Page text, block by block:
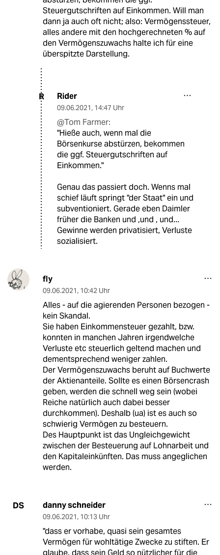
Steuergutschriften auf Einkommen. Will man
dann ja auch oft nicht; also: Vermögenssteuer,
alles andere mit den hochgerechneten % auf
den Vermögenszuwachs halte ich für eine
überspitzte Darstellung.
R Rider
09.06.2021, 14:47 Uhr
@Tom Farmer:
"Hieße auch, wenn mal die
Börsenkurse abstürzen, bekommen
die ggf. Steuergutschriften auf
Einkommen."
Genau das passiert doch. Wenns mal
schief läuft springt "der Staat" ein und
subventioniert. Gerade eben Daimler
früher die Banken und ,und , und...
Gewinne werden privatisiert, Verluste
sozialisiert.
fly
09.06.2021, 10:42 Uhr
Alles - auf die agierenden Personen bezogen -
kein Skandal.
Sie haben Einkommensteuer gezahlt, bzw.
konnten in manchen Jahren irgendwelche
Verluste etc steuerlich geltend machen und
dementsprechend weniger zahlen.
Der Vermögenszuwachs beruht auf Buchwerte
der Aktienanteile. Sollte es einen Börsencrash
geben, werden die schnell weg sein (wobei
Reiche natürlich auch dabei besser
durchkommen). Deshalb (ua) ist es auch so
schwierig Vermögen zu besteuern.
Des Hauptpunkt ist das Ungleichgewicht
zwischen der Besteuerung auf Lohnarbeit und
den Kapitaleinkünften. Das muss angeglichen
werden.
DS danny schneider
09.06.2021, 10:13 Uhr
"dass er vorhabe, quasi sein gesamtes
Vermögen für wohltätige Zwecke zu stiften. Er